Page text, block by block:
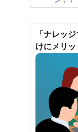
「ナレッ
けにメリ